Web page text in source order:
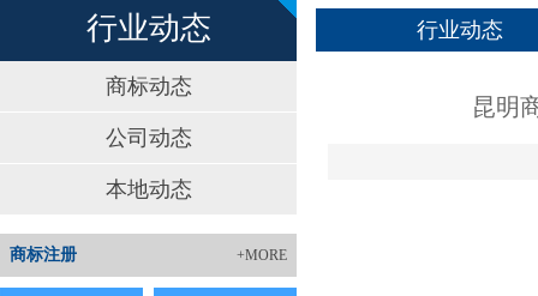
行业动态
商标动态
公司动态
本地动态
+MORE
商标注册
行业动态
昆明